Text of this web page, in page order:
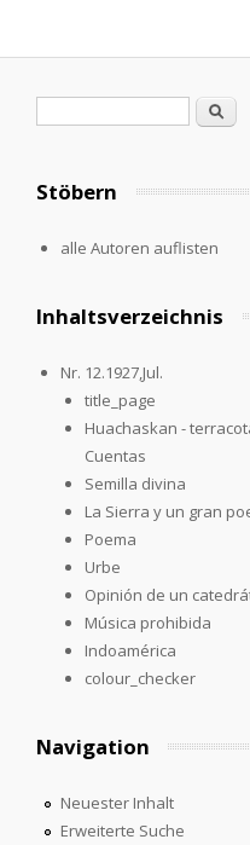
Suche
Stöbern
alle Autoren auflisten
Inhaltsverzeichnis
Nr. 12.1927,Jul.
title_page
Huachaskan -
Cuentas
Semilla divina
La Sierra y un gran
Poema
Urbe
Opinión de un
Música prohibida
Indoamérica
colour_checker
Navigation
Neuester Inhalt
Erweiterte Suche